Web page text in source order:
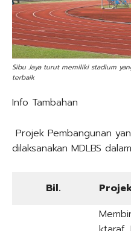
Sibu Jaya turut memiliki stadium
terbaik
Info Tambahan
Projek Pembangunan
dilaksanakan MDLBS
Bil.